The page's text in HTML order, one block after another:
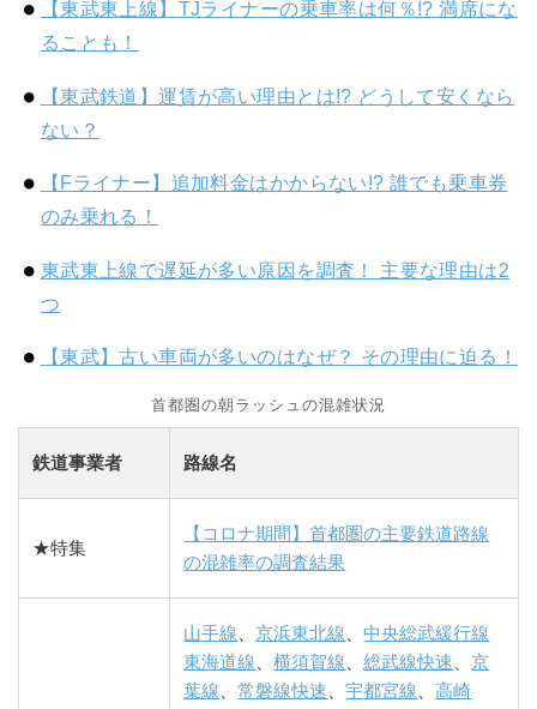
【東武東上線】TJライナーの乗車率は何％!? 満席にな
ることも！
【東武鉄道】運賃が高い理由とは!? どうして安くなら
ない？
【Fライナー】追加料金はかからない!? 誰でも乗車券
のみ乗れる！
東武東上線で遅延が多い原因を調査！ 主要な理由は2
つ
【東武】古い車両が多いのはなぜ？ その理由に迫る！
首都圏の朝ラッシュの混雑状況
鉄道事業者 路線名
★特集
【コロナ期間】首都圏の主要鉄道路線
の混雑率の調査結果
山手線、京浜東北線、中央総武緩行線
東海道線、横須賀線、総武線快速、京
葉線、常磐線快速、宇都宮線、高崎